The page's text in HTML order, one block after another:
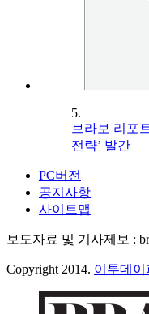
5.
브라보 리포
전략’ 발간
PC버전
공지사항
사이트맵
보도자료 및 기사제보 :
Copyright 2014. 이투데이